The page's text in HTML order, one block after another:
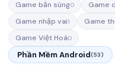
Game bắn súng0 Game
Game nhập vai1 Game
Game Việt Hoá0
Phần Mềm Android(53)